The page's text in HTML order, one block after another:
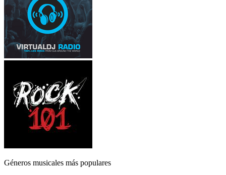
Géneros musicales más populares